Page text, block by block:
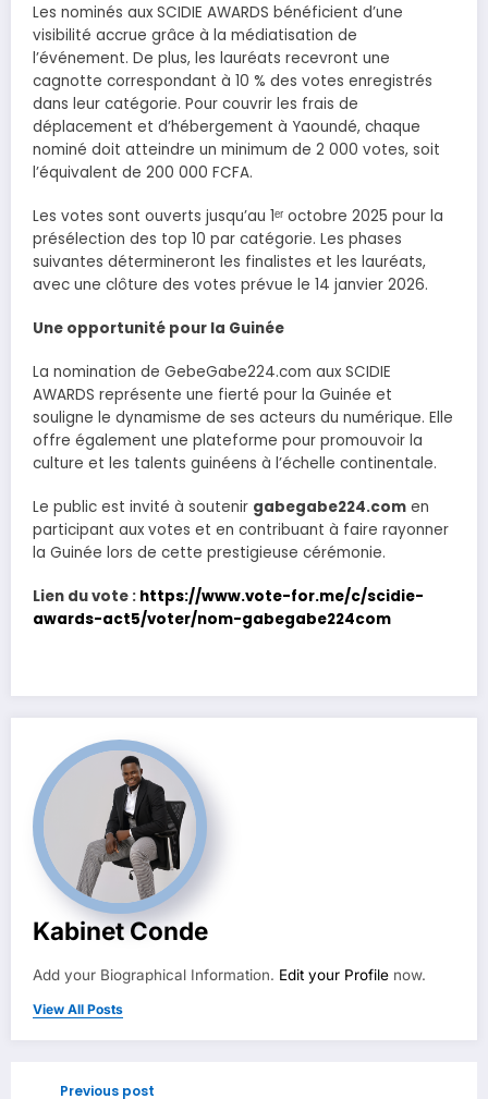
Les nominés aux SCIDIE AWARDS bénéficient d’une
visibilité accrue grâce à la médiatisation de
l’événement. De plus, les lauréats recevront une
cagnotte correspondant à 10 % des votes enregistrés
dans leur catégorie. Pour couvrir les frais de
déplacement et d’hébergement à Yaoundé, chaque
nominé doit atteindre un minimum de 2 000 votes, soit
l’équivalent de 200 000 FCFA.
Les votes sont ouverts jusqu’au 1ᵉʳ octobre 2025 pour la
présélection des top 10 par catégorie. Les phases
suivantes détermineront les finalistes et les lauréats,
avec une clôture des votes prévue le 14 janvier 2026.
Une opportunité pour la Guinée
La nomination de GebeGabe224.com aux SCIDIE
AWARDS représente une fierté pour la Guinée et
souligne le dynamisme de ses acteurs du numérique. Elle
offre également une plateforme pour promouvoir la
culture et les talents guinéens à l’échelle continentale.
Le public est invité à soutenir gabegabe224.com en
participant aux votes et en contribuant à faire rayonner
la Guinée lors de cette prestigieuse cérémonie.
Lien du vote : https://www.vote-for.me/c/scidie-
awards-act5/voter/nom-gabegabe224com
Kabinet Conde
Add your Biographical Information. Edit your Profile now.
View All Posts
Previous post